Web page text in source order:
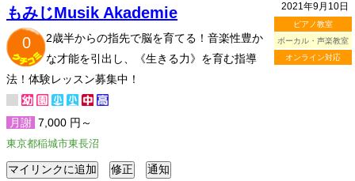
2021年9月10日
ピアノ教室
ボーカル・声楽教室
オンライン対応
もみじMusik Akademie
0
2歳半からの指先で脳を育てる！音楽性豊か
な才能を引出し、《生きる力》を育む指導
法！体験レッスン募集中！
月謝 7,000 円～
東京都稲城市東長沼